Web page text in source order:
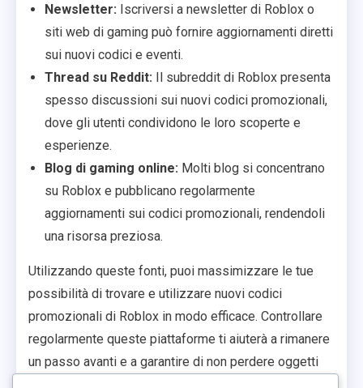
Newsletter: Iscriversi a newsletter di Roblox o
siti web di gaming può fornire aggiornamenti diretti
sui nuovi codici e eventi.
Thread su Reddit: Il subreddit di Roblox presenta
spesso discussioni sui nuovi codici promozionali,
dove gli utenti condividono le loro scoperte e
esperienze.
Blog di gaming online: Molti blog si concentrano
su Roblox e pubblicano regolarmente
aggiornamenti sui codici promozionali, rendendoli
una risorsa preziosa.
Utilizzando queste fonti, puoi massimizzare le tue
possibilità di trovare e utilizzare nuovi codici
promozionali di Roblox in modo efficace. Controllare
regolarmente queste piattaforme ti aiuterà a rimanere
un passo avanti e a garantire di non perdere oggetti